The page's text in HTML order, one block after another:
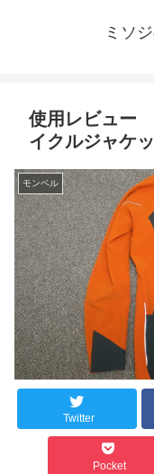
ミソ
使用レビュー
イクルジャケ
モンベル
Twitter
Pocket